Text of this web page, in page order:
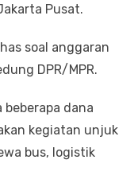
Pusat.
soal anggaran
DPR/MPR.
beberapa dana
kegiatan unjuk
bus, logistik